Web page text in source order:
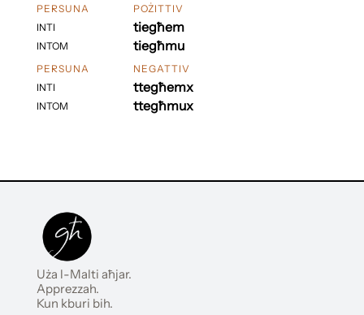
PERSUNA
INTI
INTOM
POŻITTIV
tiegħem
tiegħmu
PERSUNA
INTI
INTOM
NEGATTIV
ttegħemx
ttegħmux
Uża l-Malti aħjar.
Apprezzah.
Kun kburi bih.